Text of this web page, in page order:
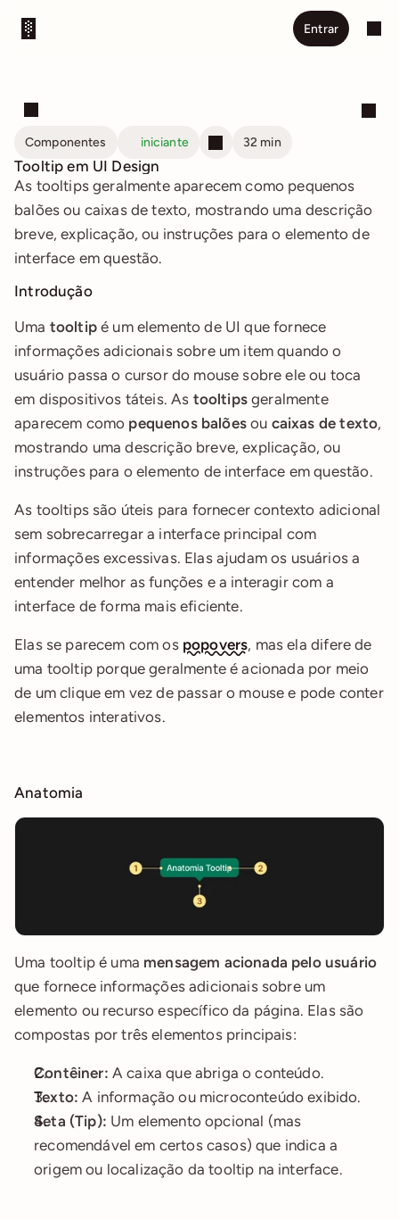
Entrar
Componentes iniciante 32 min
Tooltip em UI Design
As tooltips geralmente aparecem como pequenos
balões ou caixas de texto, mostrando uma descrição
breve, explicação, ou instruções para o elemento de
interface em questão.
Introdução
Uma tooltip é um elemento de UI que fornece
informações adicionais sobre um item quando o
usuário passa o cursor do mouse sobre ele ou toca
em dispositivos táteis. As tooltips geralmente
aparecem como pequenos balões ou caixas de texto,
mostrando uma descrição breve, explicação, ou
instruções para o elemento de interface em questão.
As tooltips são úteis para fornecer contexto adicional
sem sobrecarregar a interface principal com
informações excessivas. Elas ajudam os usuários a
entender melhor as funções e a interagir com a
interface de forma mais eficiente.
Elas se parecem com os popovers, mas ela difere de
uma tooltip porque geralmente é acionada por meio
de um clique em vez de passar o mouse e pode conter
elementos interativos.
Anatomia
Uma tooltip é uma mensagem acionada pelo usuário
que fornece informações adicionais sobre um
elemento ou recurso específico da página. Elas são
compostas por três elementos principais:
Contêiner: A caixa que abriga o conteúdo.
Texto: A informação ou microconteúdo exibido.
Seta (Tip): Um elemento opcional (mas
recomendável em certos casos) que indica a
origem ou localização da tooltip na interface.